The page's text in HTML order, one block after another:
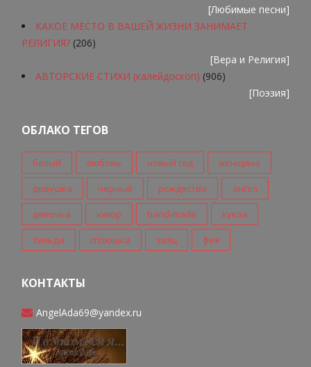
[Любимые песни]
КАКОЕ МЕСТО В ВАШЕЙ ЖИЗНИ ЗАНИМАЕТ
РЕЛИГИЯ? (206)
[Вера и Религия]
АВТОРСКИЕ СТИХИ (калейдоскоп) (906)
[Поэзия]
ОБЛАКО ТЕГОВ
белый любовь новый год женщина
девушка черный рождество ангел
девочка юмор hand-made кукла
тильда сплюшка заяц фея
КОНТАКТЫ
AngelAda69@yandex.ru